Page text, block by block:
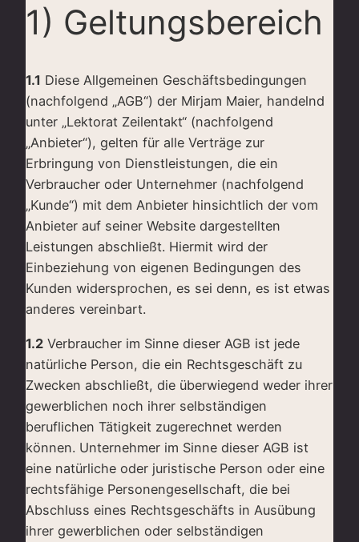
1) Geltungsbereich
1.1 Diese Allgemeinen Geschäftsbedingungen
(nachfolgend „AGB“) der Mirjam Maier, handelnd
unter „Lektorat Zeilentakt“ (nachfolgend
„Anbieter“), gelten für alle Verträge zur
Erbringung von Dienstleistungen, die ein
Verbraucher oder Unternehmer (nachfolgend
„Kunde“) mit dem Anbieter hinsichtlich der vom
Anbieter auf seiner Website dargestellten
Leistungen abschließt. Hiermit wird der
Einbeziehung von eigenen Bedingungen des
Kunden widersprochen, es sei denn, es ist etwas
anderes vereinbart.
1.2 Verbraucher im Sinne dieser AGB ist jede
natürliche Person, die ein Rechtsgeschäft zu
Zwecken abschließt, die überwiegend weder ihrer
gewerblichen noch ihrer selbständigen
beruflichen Tätigkeit zugerechnet werden
können. Unternehmer im Sinne dieser AGB ist
eine natürliche oder juristische Person oder eine
rechtsfähige Personengesellschaft, die bei
Abschluss eines Rechtsgeschäfts in Ausübung
ihrer gewerblichen oder selbständigen